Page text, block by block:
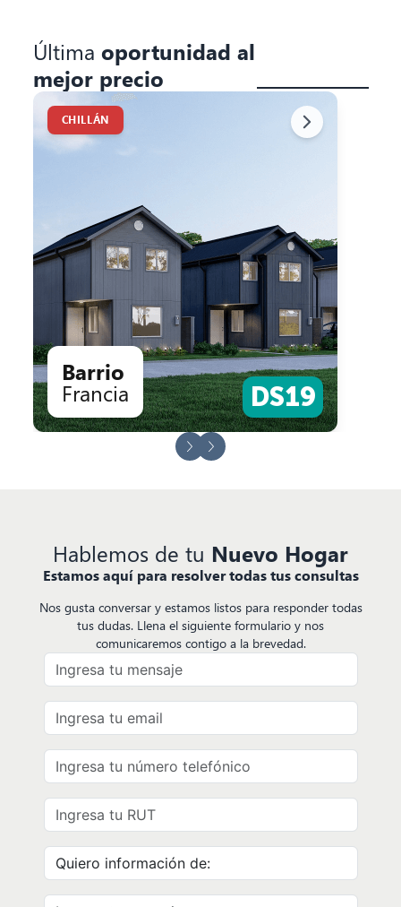
Última oportunidad al
mejor precio
CHILLÁN
Barrio
Francia DS19
prev slide
next slide
Hablemos de tu Nuevo Hogar
Estamos aquí para resolver todas tus consultas
Nos gusta conversar y estamos listos para responder todas
tus dudas. Llena el siguiente formulario y nos
comunicaremos contigo a la brevedad.